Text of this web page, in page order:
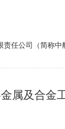
公司（简称中航
属及合金